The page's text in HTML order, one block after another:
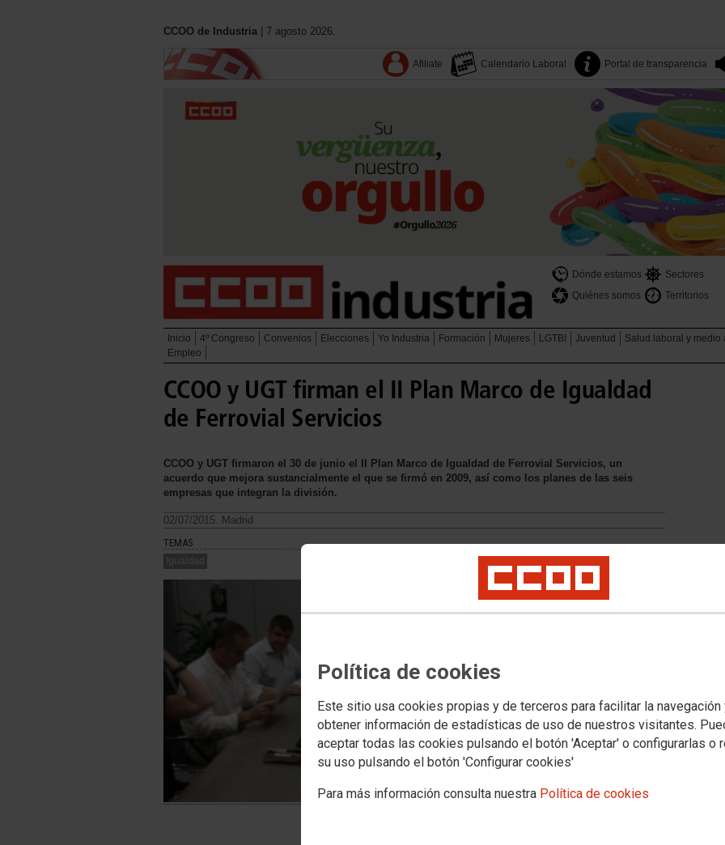
Política de cookies
Este sitio usa cookies propias y de terceros para facilitar la navegación
obtener información de estadísticas de uso de nuestros visitantes.
aceptar todas las cookies pulsando el botón 'Aceptar' o configurarlas o
su uso pulsando el botón 'Configurar cookies'
Para más información consulta nuestra Política de cookies
CCOO de Industria | 7 agosto 2026.
Afiliate Calendario Laboral Portal de transparencia
Dónde estamos Sectores
Quiénes somos
Territorios
Inicio 4º Congreso Convenios Elecciones Yo Industria Formación Mujeres LGTBI Juventud Salud laboral y medio
Empleo
CCOO y UGT firman el II Plan Marco de Igualdad
de Ferrovial Servicios
CCOO y UGT firmaron el 30 de junio el II Plan Marco de Igualdad de Ferrovial Servicios, un
acuerdo que mejora sustancialmente el que se firmó en 2009, así como los planes de las seis
empresas que integran la división.
02/07/2015. Madrid
TEMAS
Igualdad
CCOO de Industria